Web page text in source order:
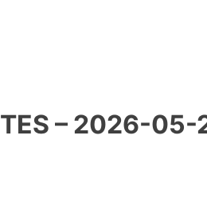
– 2026-05-